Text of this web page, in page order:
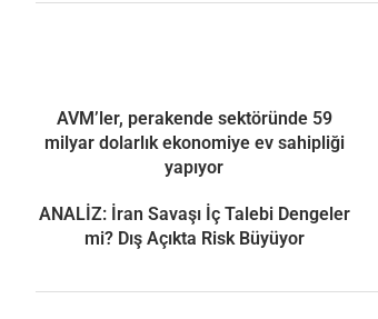
AVM’ler, perakende sektöründe 59
milyar dolarlık ekonomiye ev sahipliği
yapıyor
ANALİZ: İran Savaşı İç Talebi Dengeler
mi? Dış Açıkta Risk Büyüyor